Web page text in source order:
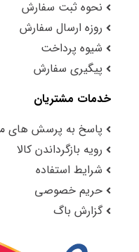
نحوه ثبت سفارش
روزه ارسال سفارش
شیوه پرداخت
پیگیری سفارش
خدمات مشتریان
پاسخ به پرسش های
رویه بازگرداندن کالا
شرایط استفاده
حریم خصوصی
گزارش باگ